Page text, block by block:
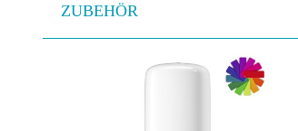
ZUBEHÖR
Produktgalerie überspringen